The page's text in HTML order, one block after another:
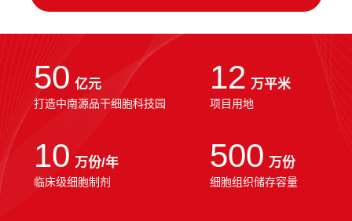
50 亿元
打造中南源品干细胞科技园
12 万平米
项目用地
10 万份/年
临床级细胞制剂
500 万份
细胞组织储存容量